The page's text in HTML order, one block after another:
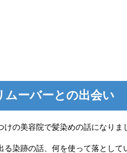
ムーバーとの出会い
けの美容院で髪染めの話になりま
る染跡の話、何を使って落として